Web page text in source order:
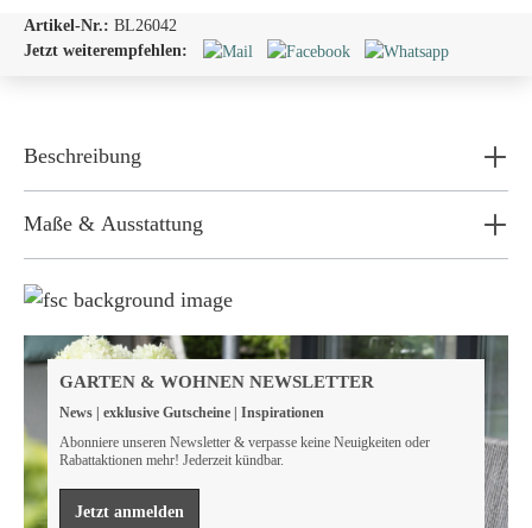
Artikel-Nr.: BL26042
Jetzt weiterempfehlen:
Beschreibung
Maße & Ausstattung
Wir sind FSC® zertifiziert
leisten müssen, um unsere natürlichen Ressourcen zu
bewahren.
Mehr erfahren
GARTEN & WOHNEN NEWSLETTER
News | exklusive Gutscheine | Inspirationen
Abonniere unseren Newsletter & verpasse keine Neuigkeiten oder
Rabattaktionen mehr! Jederzeit kündbar.
Jetzt anmelden